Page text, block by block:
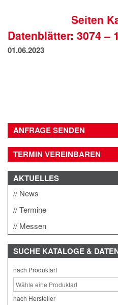
DATENSCHUTZSeiten
Datenblätter: 3074 –
01.06.2023
ANFRAGE SENDEN
TERMIN VEREINBAREN
AKTUELLES
News
Termine
Messen
SUCHE KATALOGE &
nach Produktart
nach Hersteller